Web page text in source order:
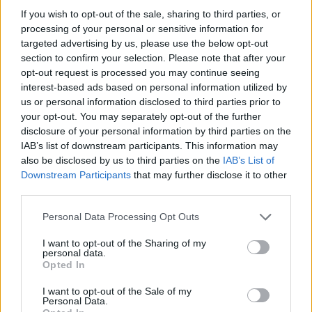
If you wish to opt-out of the sale, sharing to third parties, or
processing of your personal or sensitive information for
targeted advertising by us, please use the below opt-out
section to confirm your selection. Please note that after your
opt-out request is processed you may continue seeing
interest-based ads based on personal information utilized by
us or personal information disclosed to third parties prior to
your opt-out. You may separately opt-out of the further
disclosure of your personal information by third parties on the
IAB’s list of downstream participants. This information may
also be disclosed by us to third parties on the IAB’s List of
Downstream Participants that may further disclose it to other
Personal Data Processing Opt Outs
I want to opt-out of the Sharing of my
personal data.
Opted In
I want to opt-out of the Sale of my
Personal Data.
delle Camelie
C’è un labirinto di camelie sul Lago Maggiore: “Nato per
caso, oggi racconta l’amore per la natura”
Il labirinto di camelie del Lago Maggiore sarà in diretta
televisiva per Pasqua
ADV
Commenti